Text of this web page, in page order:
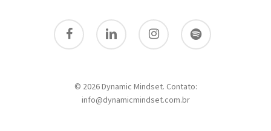
facebook linkedin instagram spotify
© 2026 Dynamic Mindset. Contato:
info@dynamicmindset.com.br